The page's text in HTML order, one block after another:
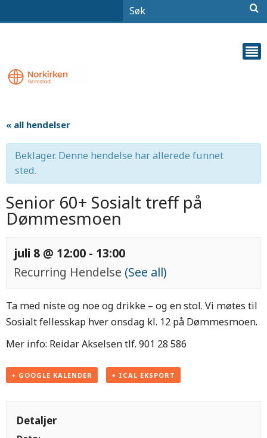
« all hendelser
Beklager. Denne hendelse har allerede funnet
sted.
Senior 60+ Sosialt treff på
Dømmesmoen
juli 8 @ 12:00 - 13:00
Recurring Hendelse (See all)
Ta med niste og noe og drikke – og en stol. Vi møtes til
Sosialt fellesskap hver onsdag kl. 12 på Dømmesmoen.
Mer info: Reidar Akselsen tlf. 901 28 586
+ GOOGLE KALENDER + ICAL EKSPORT
Detaljer